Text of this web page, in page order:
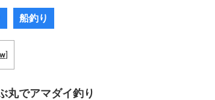
船釣り
]
丸でアマダイ釣り